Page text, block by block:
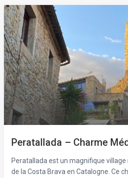
Peratallada – Charme
Peratallada est un magnifique
de la Costa Brava en Catalogne. Ce